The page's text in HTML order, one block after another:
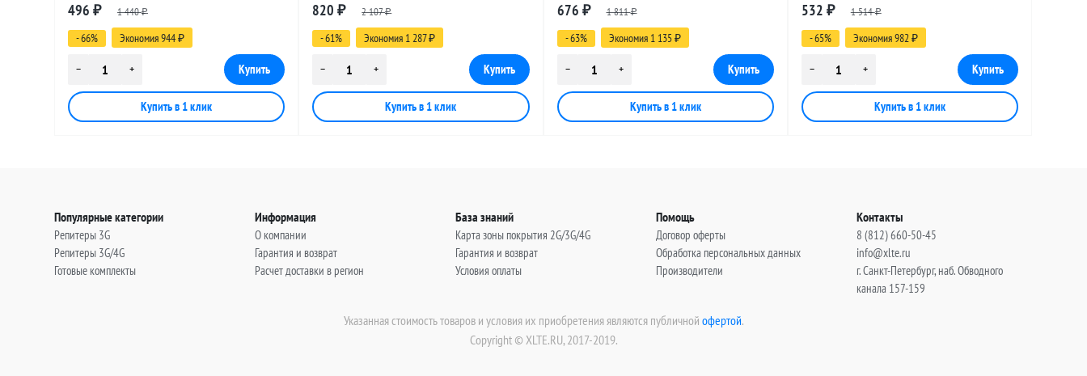
(угловой), 0,5 метра
496 ₽ 1 440₽
- 66% Экономия 944 ₽
(угловой), 5 метров
820₽ 2 107₽
- 61% Экономия 1 287₽
(угловой), 3 метра
676 ₽ 1 811₽
- 63% Экономия 1 135 ₽
(угловой), 1 метр
532 ₽ 1 514₽
- 65% Экономия 982 ₽
Популярные категории
Репитеры 3G
Репитеры 3G/4G
Готовые комплекты
Информация
О компании
Гарантия и возврат
Расчет доставки в регион
База знаний
Карта зоны покрытия 2G/3G/4G
Гарантия и возврат
Условия оплаты
Помощь
Договор оферты
Обработка персональных данных
Производители
Контакты
8 (812) 660-50-45
info@xlte.ru
г. Санкт-Петербург, наб. Обводного
канала 157-159
Указанная стоимость товаров и условия их приобретения являются публичной офертой.
Copyright © XLTE.RU, 2017-2019.